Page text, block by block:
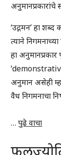
‘उद्गमन’ हा शब्द
त्याने
हा
अनुमान असेही
वैध निगमनाचा
…पुढे वाचा